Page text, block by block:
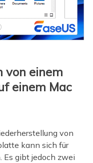
von einem
einem Mac
von
kann sich für
Es gibt jedoch zwei